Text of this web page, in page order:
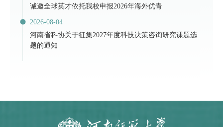
诚邀全球英才依托我校申报2026年海外优青
2026-08-04
河南省科协关于征集2027年度科技决策咨询研究课题选
题的通知